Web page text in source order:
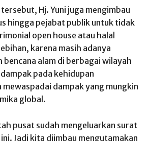
Hj. Yuni juga mengimbau
hingga pejabat publik untuk tidak
open house atau halal
karena masih adanya
bencana alam di berbagai wilayah
pada kehidupan
dampak yang mungkin
global.
pusat sudah mengeluarkan surat
Jadi kita diimbau mengutamakan